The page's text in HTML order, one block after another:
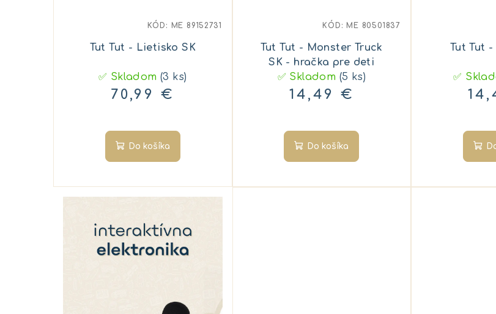
Tut Tut - Lietisko SK
✅ Skladom(3 ks)
70,99 €
Do košíka
KÓD: ME 89152731
Tut Tut - Monster Truck
SK - hračka pre deti
✅ Skladom (5 ks)
14,49 €
Do košíka
KÓD: ME 80501837
Tut Tut
✅